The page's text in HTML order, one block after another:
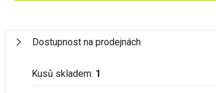
Dostupnost na prodejnách
Kusů skladem: 1